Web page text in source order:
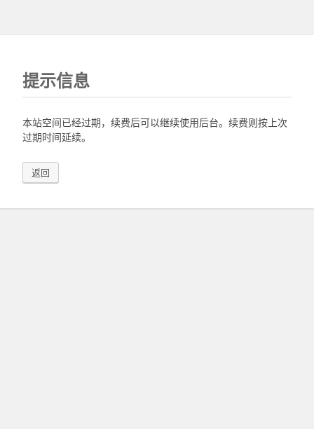
提示信息
本站空间已经过期，续费后可以继续使用后台。续费则按上次
过期时间延续。
返回